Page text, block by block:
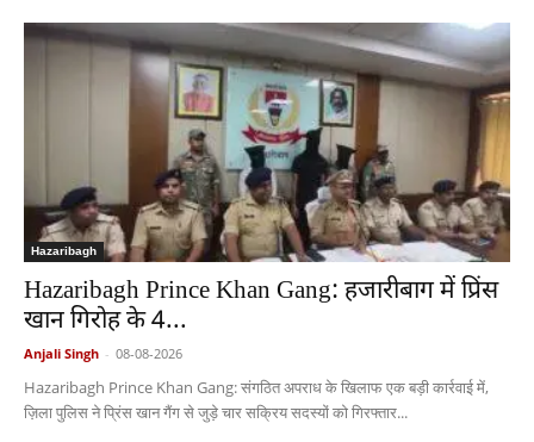
Hazaribagh
Hazaribagh Prince Khan Gang: हजारीबाग में प्रिंस
खान गिरोह के 4...
Anjali Singh - 08-08-2026
Hazaribagh Prince Khan Gang: संगठित अपराध के खिलाफ एक बड़ी कार्रवाई में,
ज़िला पुलिस ने प्रिंस खान गैंग से जुड़े चार सक्रिय सदस्यों को गिरफ्तार...